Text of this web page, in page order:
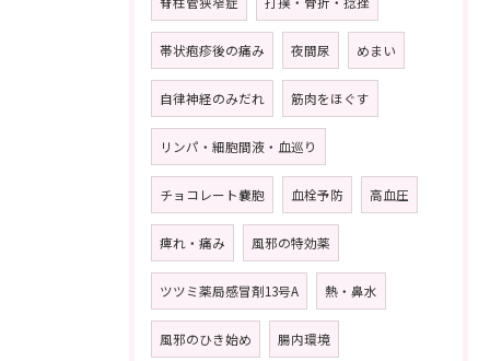
帯状疱疹後の痛み 夜間尿 めまい
自律神経のみだれ 筋肉をほぐす
リンパ・細胞間液・血巡り
チョコレート嚢胞 血栓予防 高血圧
痺れ・痛み 風邪の特効薬
ツツミ薬局感冒剤13号A 熱・鼻水
風邪のひき始め 腸内環境